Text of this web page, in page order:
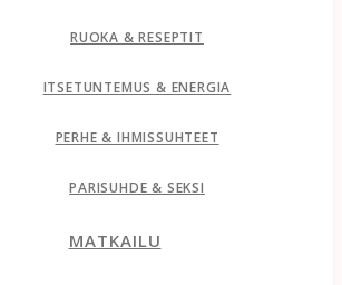
RUOKA & RESEPTIT
ITSETUNTEMUS & ENERGIA
PERHE & IHMISSUHTEET
PARISUHDE & SEKSI
MATKAILU